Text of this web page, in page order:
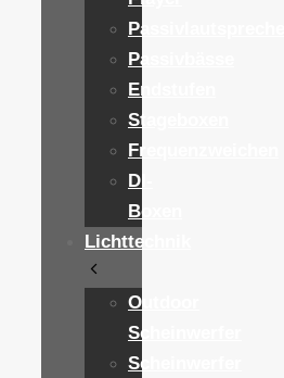
Passivlautsprecher
Passivbässe
Endstufen
Stageboxen
Frequenzweichen
DI-
Boxen
Lichttechnik
Outdoor
Scheinwerfer
Scheinwerfer